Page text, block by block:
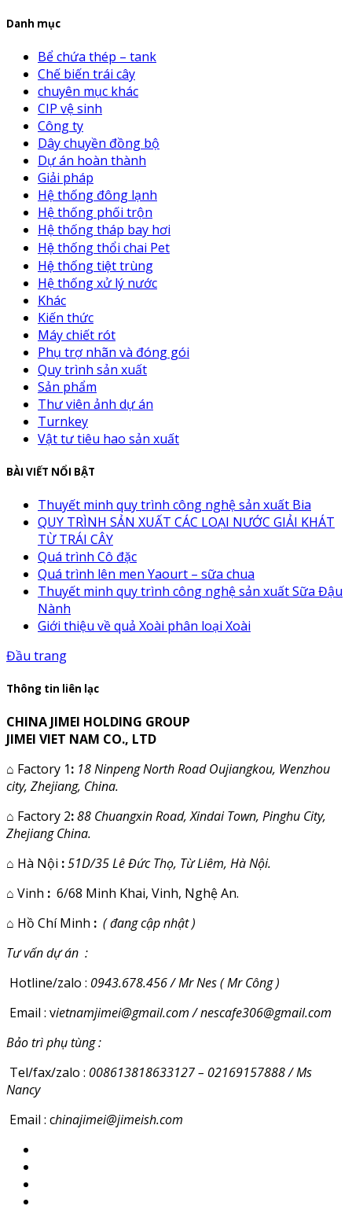
Danh mục
Bể chứa thép – tank
Chế biến trái cây
chuyên mục khác
CIP vệ sinh
Công ty
Dây chuyền đồng bộ
Dự án hoàn thành
Giải pháp
Hệ thống đông lạnh
Hệ thống phối trộn
Hệ thống tháp bay hơi
Hệ thống thổi chai Pet
Hệ thống tiệt trùng
Hệ thống xử lý nước
Khác
Kiến thức
Máy chiết rót
Phụ trợ nhãn và đóng gói
Quy trình sản xuất
Sản phẩm
Thư viên ảnh dự án
Turnkey
Vật tư tiêu hao sản xuất
BÀI VIẾT NỔI BẬT
Thuyết minh quy trình công nghệ sản xuất Bia
QUY TRÌNH SẢN XUẤT CÁC LOẠI NƯỚC GIẢI KHÁT
TỪ TRÁI CÂY
Quá trình Cô đặc
Quá trình lên men Yaourt – sữa chua
Thuyết minh quy trình công nghệ sản xuất Sữa Đậu
Nành
Giới thiệu về quả Xoài phân loại Xoài
Đầu trang
Thông tin liên lạc
CHINA JIMEI HOLDING GROUP
JIMEI VIET NAM CO., LTD
⌂ Factory 1: 18 Ninpeng North Road Oujiangkou, Wenzhou
city, Zhejiang, China.
⌂ Factory 2:88 Chuangxin Road, Xindai Town, Pinghu City,
Zhejiang China.
⌂ Hà Nội :51D/35 Lê Đức Thọ, Từ Liêm, Hà Nội.
⌂ Vinh : 6/68 Minh Khai, Vinh, Nghệ An.
⌂ Hồ Chí Minh : ( đang cập nhật )
Tư vấn dự án :
Hotline/zalo : 0943.678.456 / Mr Nes ( Mr Công )
Email : vietnamjimei@gmail.com / nescafe306@gmail.com
Bảo trì phụ tùng :
Tel/fax/zalo : 008613818633127 – 02169157888 / Ms
Nancy
Email : chinajimei@jimeish.com